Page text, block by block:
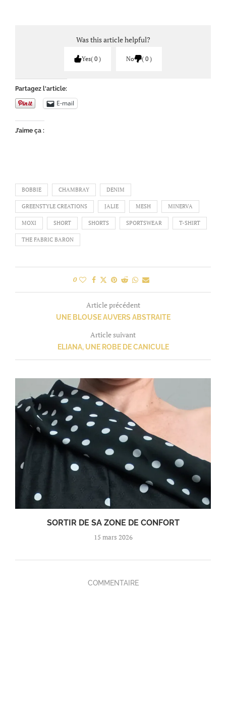
Was this article helpful?
Yes 0 No 0
Partagez l'article:
E-mail
J’aime ça :
BOBBIE CHAMBRAY DENIM
GREENSTYLE CREATIONS JALIE MESH MINERVA
MOXI SHORT SHORTS SPORTSWEAR T-SHIRT
THE FABRIC BARON
0
Article précédent
UNE BLOUSE AUVERS ABSTRAITE
Article suivant
ELIANA, UNE ROBE DE CANICULE
SORTIR DE SA ZONE DE CONFORT
15 mars 2026
COMMENTAIRE